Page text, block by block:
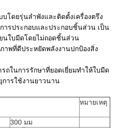
โดยรุ่นลำพังและติดตั้งเครื่องตรึง
ารประกอบและประกอบชิ้นส่วน เป็น
นใบมีดโดยไม่ถอดชิ้นส่วน
พที่ดีประหยัดพลังงานปกป้องสิ่ง
ถในการรักษาที่ยอดเยี่ยมทำให้ใบมีด
การใช้งานยาวนาน
หมายเหตุ
300 มม